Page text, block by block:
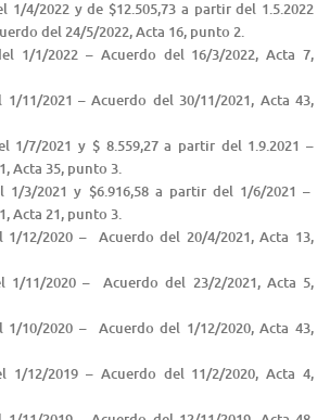
1/4/2022 y de $12.505,73 a partir del 1.5.2022
del 24/5/2022, Acta 16, punto 2.
1/1/2022 – Acuerdo del 16/3/2022, Acta 7,
1/11/2021 – Acuerdo del 30/11/2021, Acta 43,
1/7/2021 y $ 8.559,27 a partir del 1.9.2021 –
Acta 35, punto 3.
1/3/2021 y $6.916,58 a partir del 1/6/2021 –
Acta 21, punto 3.
1/12/2020 – Acuerdo del 20/4/2021, Acta 13,
1/11/2020 – Acuerdo del 23/2/2021, Acta 5,
1/10/2020 – Acuerdo del 1/12/2020, Acta 43,
1/12/2019 – Acuerdo del 11/2/2020, Acta 4,